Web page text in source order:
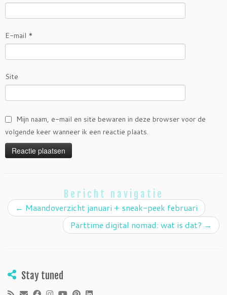
E-mail *
Site
Mijn naam, e-mail en site bewaren in deze browser voor de
volgende keer wanneer ik een reactie plaats.
Bericht navigatie
← Maandoverzicht januari + sneak-peek februari
Parttime digital nomad: wat is dat? →
Stay tuned